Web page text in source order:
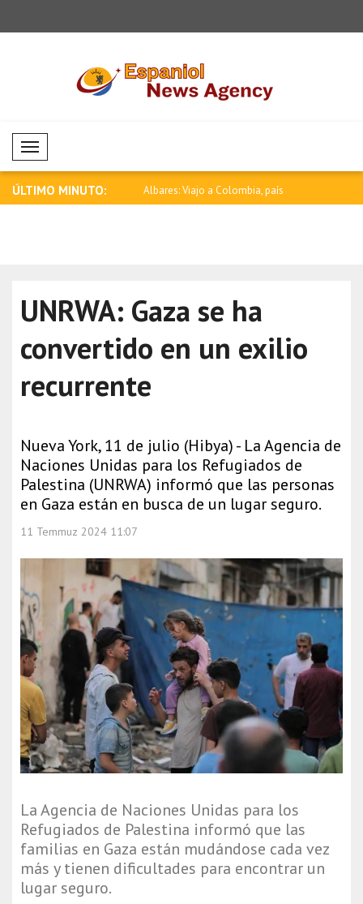
Mobil Menü
ÚLTIMO MINUTO:
debe poner fin a los Albares: Viajo a Colombia, país
UNRWA: Gaza se ha
convertido en un exilio
recurrente
Nueva York, 11 de julio (Hibya) - La Agencia de
Naciones Unidas para los Refugiados de
Palestina (UNRWA) informó que las personas
en Gaza están en busca de un lugar seguro.
11 Temmuz 2024 11:07
La Agencia de Naciones Unidas para los
Refugiados de Palestina informó que las
familias en Gaza están mudándose cada vez
más y tienen dificultades para encontrar un
lugar seguro.